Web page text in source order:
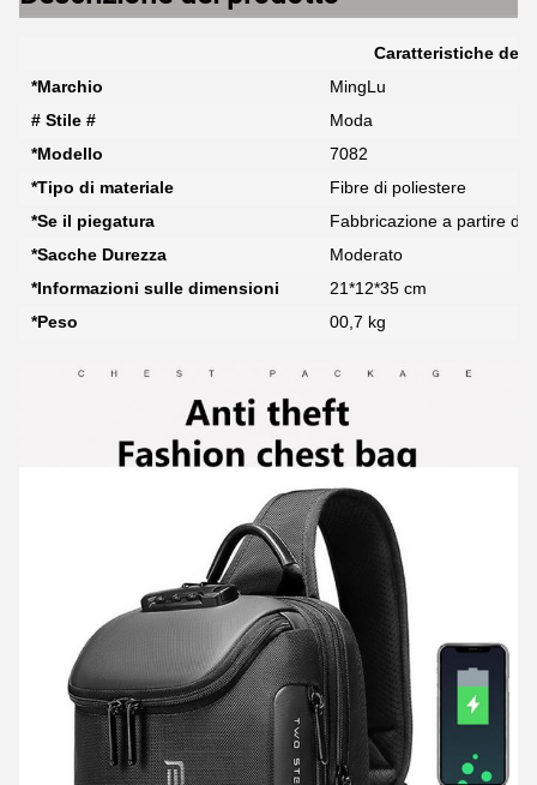
Caratteristiche del
*Marchio
MingLu
# Stile #
Moda
*Modello
7082
*Tipo di materiale
Fibre di poliestere
*Se il piegatura
Fabbricazione a partire da
*Sacche Durezza
Moderato
*Informazioni sulle dimensioni
21*12*35 cm
*Peso
00,7 kg